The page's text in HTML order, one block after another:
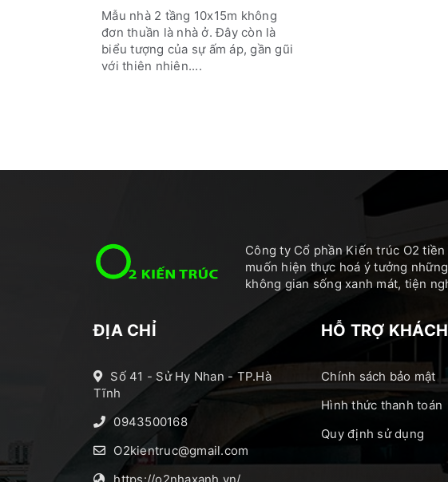
Mẫu nhà 2 tầng 10x15m không
đơn thuần là nhà ở. Đây còn là
biểu tượng của sự ấm áp, gần gũi
với thiên nhiên....
Công ty Cổ phần Kiến trúc O2
muốn hiện thực hoá ý tưởng
không gian sống xanh mát, tiện
ĐỊA CHỈ
Số 41 - Sử Hy Nhan - TP.Hà
Tĩnh
0943500168
O2kientruc@gmail.com
HỖ TRỢ
Chính sách bảo mật
Hình thức thanh toán
Quy định sử dụng